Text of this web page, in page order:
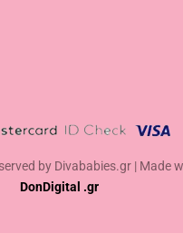
by Divababies.gr | Made
DonDigital .gr